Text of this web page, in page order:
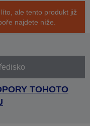
ale tento produkt již
najdete níže.
TOHOTO